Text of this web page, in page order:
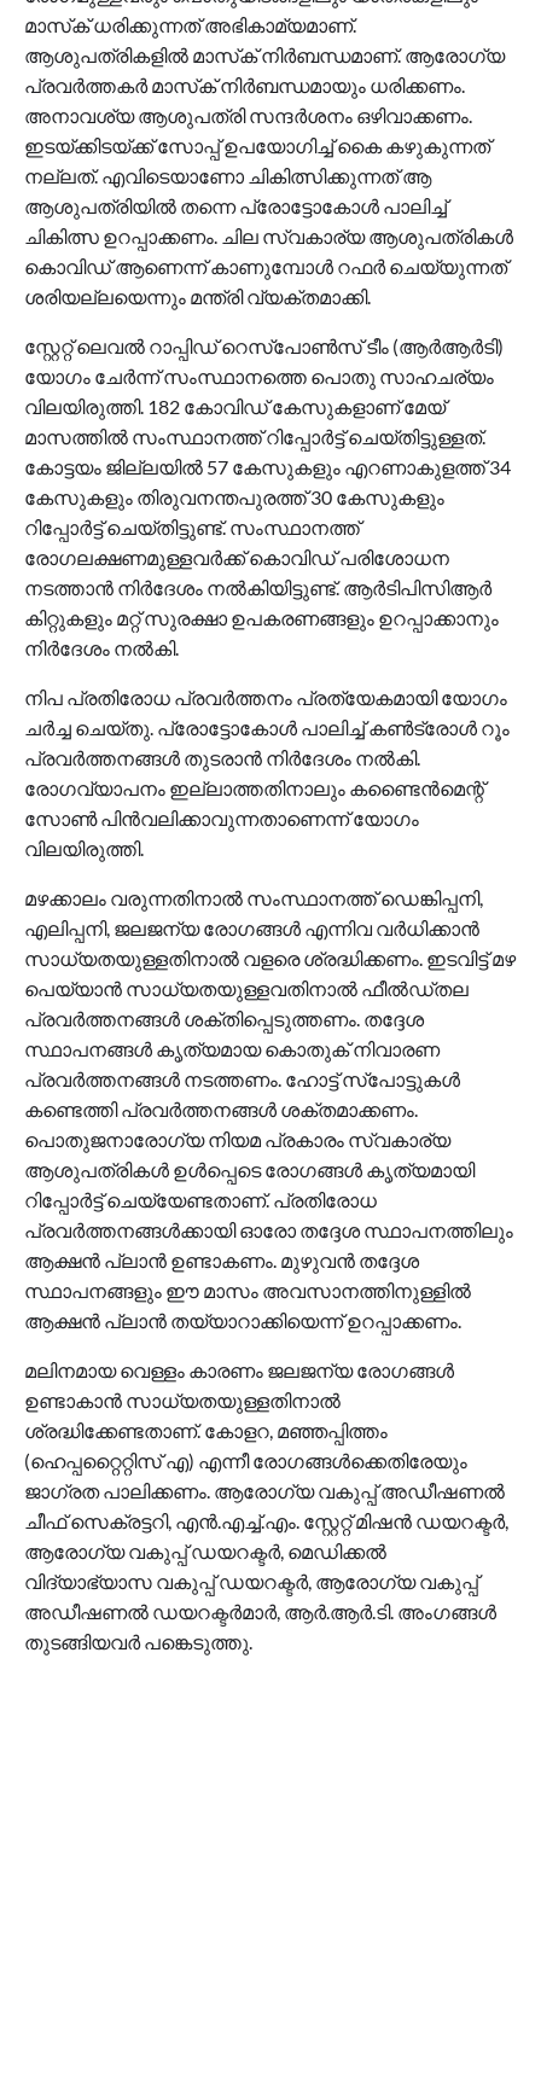
മാസ്‌ക് ധരിക്കുന്നത് അഭികാമ്യമാണ്.
ആശുപത്രികളില്‍ മാസ്‌ക് നിര്‍ബന്ധമാണ്. ആരോഗ്യ
പ്രവര്‍ത്തകര്‍ മാസ്‌ക് നിര്‍ബന്ധമായും ധരിക്കണം.
അനാവശ്യ ആശുപത്രി സന്ദര്‍ശനം ഒഴിവാക്കണം.
ഇടയ്ക്കിടയ്ക്ക് സോപ്പ് ഉപയോഗിച്ച് കൈ കഴുകുന്നത്
നല്ലത്. എവിടെയാണോ ചികിത്സിക്കുന്നത് ആ
ആശുപത്രിയില്‍ തന്നെ പ്രോട്ടോകോള്‍ പാലിച്ച്
ചികിത്സ ഉറപ്പാക്കണം. ചില സ്വകാര്യ ആശുപത്രികള്‍
കൊവിഡ് ആണെന്ന് കാണുമ്പോള്‍ റഫര്‍ ചെയ്യുന്നത്
ശരിയല്ലയെന്നും മന്ത്രി വ്യക്തമാക്കി.
സ്റ്റേറ്റ് ലെവല്‍ റാപ്പിഡ് റെസ്‌പോണ്‍സ് ടീം (ആര്‍ആര്‍ടി)
യോഗം ചേര്‍ന്ന് സംസ്ഥാനത്തെ പൊതു സാഹചര്യം
വിലയിരുത്തി. 182 കോവിഡ് കേസുകളാണ് മേയ്
മാസത്തില്‍ സംസ്ഥാനത്ത് റിപ്പോര്‍ട്ട് ചെയ്തിട്ടുള്ളത്.
കോട്ടയം ജില്ലയില്‍ 57 കേസുകളും എറണാകുളത്ത് 34
കേസുകളും തിരുവനന്തപുരത്ത് 30 കേസുകളും
റിപ്പോര്‍ട്ട് ചെയ്തിട്ടുണ്ട്. സംസ്ഥാനത്ത്
രോഗലക്ഷണമുള്ളവര്‍ക്ക് കൊവിഡ് പരിശോധന
നടത്താന്‍ നിര്‍ദേശം നല്‍കിയിട്ടുണ്ട്. ആര്‍ടിപിസിആര്‍
കിറ്റുകളും മറ്റ് സുരക്ഷാ ഉപകരണങ്ങളും ഉറപ്പാക്കാനും
നിര്‍ദേശം നല്‍കി.
നിപ പ്രതിരോധ പ്രവര്‍ത്തനം പ്രത്യേകമായി യോഗം
ചര്‍ച്ച ചെയ്തു. പ്രോട്ടോകോള്‍ പാലിച്ച് കണ്‍ട്രോള്‍ റൂം
പ്രവര്‍ത്തനങ്ങള്‍ തുടരാന്‍ നിര്‍ദേശം നല്‍കി.
രോഗവ്യാപനം ഇല്ലാത്തതിനാലും കണ്ടൈന്‍മെന്റ്
സോണ്‍ പിന്‍വലിക്കാവുന്നതാണെന്ന് യോഗം
വിലയിരുത്തി.
മഴക്കാലം വരുന്നതിനാല്‍ സംസ്ഥാനത്ത് ഡെങ്കിപ്പനി,
എലിപ്പനി, ജലജന്യ രോഗങ്ങള്‍ എന്നിവ വര്‍ധിക്കാന്‍
സാധ്യതയുള്ളതിനാല്‍ വളരെ ശ്രദ്ധിക്കണം. ഇടവിട്ട് മഴ
പെയ്യാന്‍ സാധ്യതയുള്ളവതിനാല്‍ ഫീല്‍ഡ്തല
പ്രവര്‍ത്തനങ്ങള്‍ ശക്തിപ്പെടുത്തണം. തദ്ദേശ
സ്ഥാപനങ്ങള്‍ കൃത്യമായ കൊതുക് നിവാരണ
പ്രവര്‍ത്തനങ്ങള്‍ നടത്തണം. ഹോട്ട് സ്‌പോട്ടുകള്‍
കണ്ടെത്തി പ്രവര്‍ത്തനങ്ങള്‍ ശക്തമാക്കണം.
പൊതുജനാരോഗ്യ നിയമ പ്രകാരം സ്വകാര്യ
ആശുപത്രികള്‍ ഉള്‍പ്പെടെ രോഗങ്ങള്‍ കൃത്യമായി
റിപ്പോര്‍ട്ട് ചെയ്യേണ്ടതാണ്. പ്രതിരോധ
പ്രവര്‍ത്തനങ്ങള്‍ക്കായി ഓരോ തദ്ദേശ സ്ഥാപനത്തിലും
ആക്ഷന്‍ പ്ലാന്‍ ഉണ്ടാകണം. മുഴുവന്‍ തദ്ദേശ
സ്ഥാപനങ്ങളും ഈ മാസം അവസാനത്തിനുള്ളില്‍
ആക്ഷന്‍ പ്ലാന്‍ തയ്യാറാക്കിയെന്ന് ഉറപ്പാക്കണം.
മലിനമായ വെള്ളം കാരണം ജലജന്യ രോഗങ്ങള്‍
ഉണ്ടാകാന്‍ സാധ്യതയുള്ളതിനാല്‍
ശ്രദ്ധിക്കേണ്ടതാണ്. കോളറ, മഞ്ഞപ്പിത്തം
(ഹെപ്പറ്റൈറ്റിസ് എ) എന്നീ രോഗങ്ങള്‍ക്കെതിരേയും
ജാഗ്രത പാലിക്കണം. ആരോഗ്യ വകുപ്പ് അഡീഷണല്‍
ചീഫ് സെക്രട്ടറി, എന്‍.എച്ച്.എം. സ്റ്റേറ്റ് മിഷന്‍ ഡയറക്ടര്‍,
ആരോഗ്യ വകുപ്പ് ഡയറക്ടര്‍, മെഡിക്കല്‍
വിദ്യാഭ്യാസ വകുപ്പ് ഡയറക്ടര്‍, ആരോഗ്യ വകുപ്പ്
അഡീഷണല്‍ ഡയറക്ടര്‍മാര്‍, ആര്‍.ആര്‍.ടി. അംഗങ്ങള്‍
തുടങ്ങിയവര്‍ പങ്കെടുത്തു.